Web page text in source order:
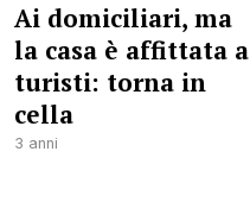
Ai domiciliari, ma
la casa è affittata a
turisti: torna in
cella
3 anni